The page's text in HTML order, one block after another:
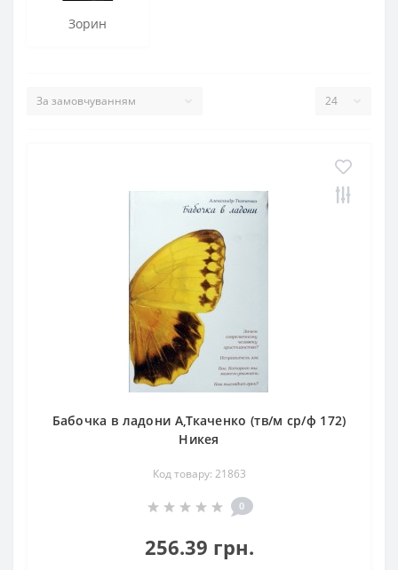
Зорин
Бабочка в ладони А,Ткаченко (тв/м ср/ф 172)
Никея
Код товару: 21863
0
256.39 грн.